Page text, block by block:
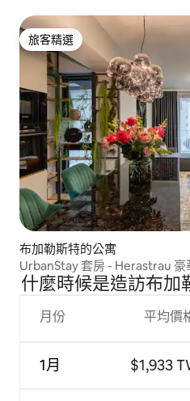
旅客精選
旅客精選
布加勒斯特的公寓
UrbanStay 套房 - Herastrau 豪
什麼時候是造訪布加
月份
1月
平均價
$1,933